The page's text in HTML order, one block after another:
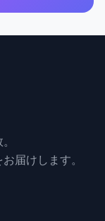
届けします。